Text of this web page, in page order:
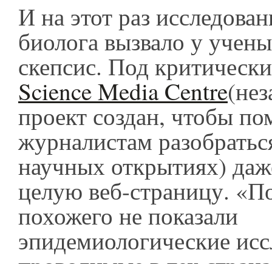
И на этот раз
биолога вызвало у
скепсис. Под
Science Media Centre
проект создан, чтобы
журналистам
научных открытиях)
целую веб-страницу.
похожего не показали
эпидемиологические